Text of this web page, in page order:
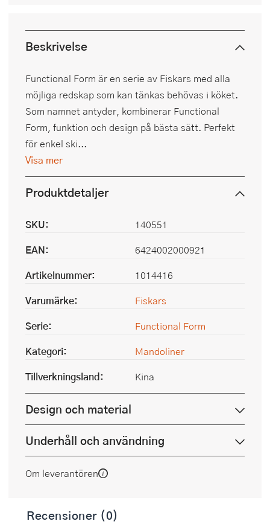
Beskrivelse
Functional Form är en serie av Fiskars med alla
möjliga redskap som kan tänkas behövas i köket.
Som namnet antyder, kombinerar Functional
Form, funktion och design på bästa sätt. Perfekt
för enkel ski...
Visa mer
Produktdetaljer
SKU:
140551
EAN:
6424002000921
Artikelnummer:
1014416
Varumärke:
Fiskars
Serie:
Functional Form
Kategori:
Mandoliner
Tillverkningsland:
Kina
Design och material
Underhåll och användning
Om leverantören
Recensioner (0)